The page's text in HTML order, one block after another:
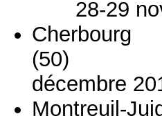
28-29
Cherbourg
décembre